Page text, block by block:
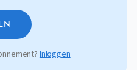
Inloggen